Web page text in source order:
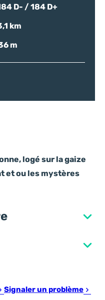
logé sur la gaize
et ou les mystères
D- / 184 D+
km
m
Signaler un problème